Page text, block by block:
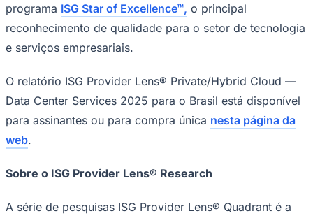
programa ISG Star of Excellence™, o principal
reconhecimento de qualidade para o setor de tecnologia
e serviços empresariais.
O relatório ISG Provider Lens® Private/Hybrid Cloud —
Data Center Services 2025 para o Brasil está disponível
para assinantes ou para compra única nesta página da
web.
Sobre o ISG Provider Lens® Research
A série de pesquisas ISG Provider Lens® Quadrant é a